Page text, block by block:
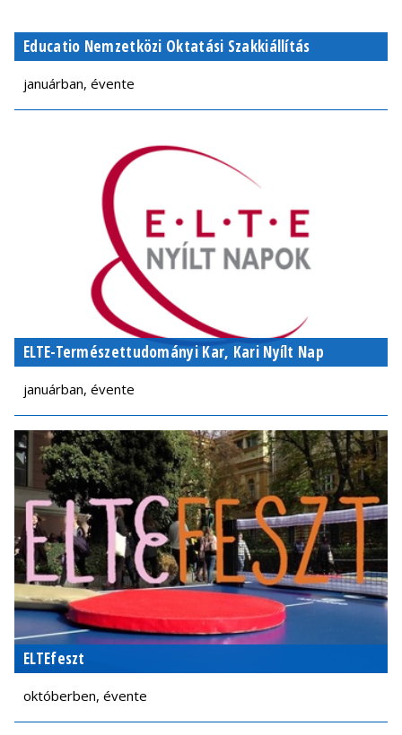
Educatio Nemzetközi Oktatási Szakkiállítás
januárban, évente
ELTE-Természettudományi Kar, Kari Nyílt Nap
januárban, évente
ELTEfeszt
októberben, évente